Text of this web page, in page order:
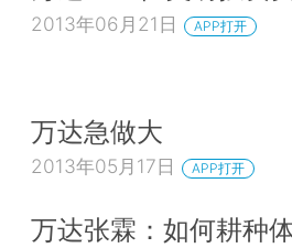
2013年06月21日 APP打开
万达急做大
2013年05月17日 APP打开
万达张霖：如何耕种